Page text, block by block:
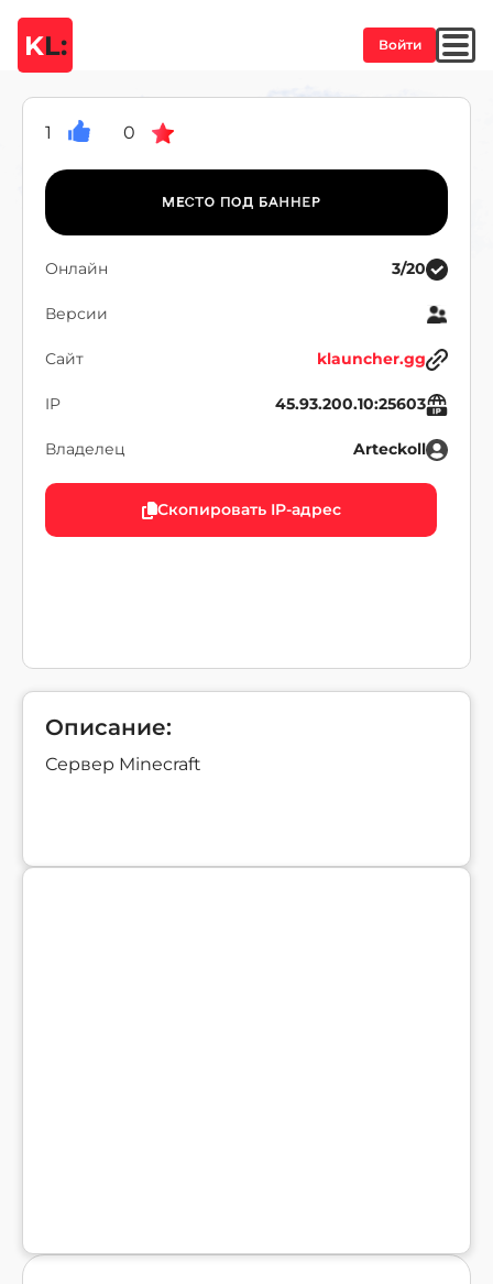
KL: Войти
1 0
Онлайн 3/20
Версии
Сайт klauncher.gg
IP 45.93.200.10:25603
Владелец Arteckoll
Скопировать IP-адрес
Описание:
Сервер Minecraft